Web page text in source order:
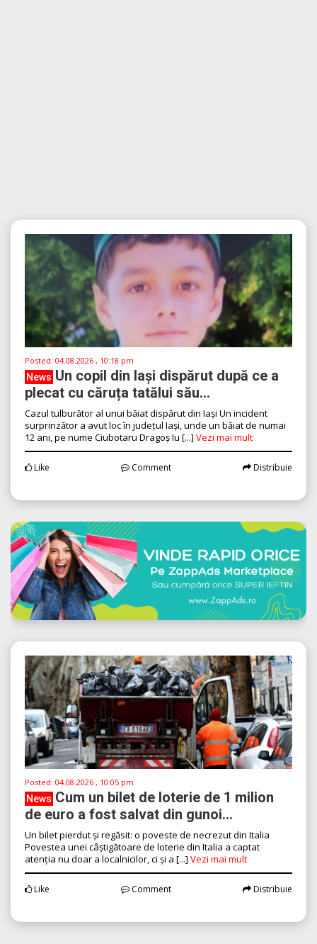
Posted: 04.08.2026 , 10:18 pm
News Un copil din Iași dispărut după ce a
plecat cu căruța tatălui său...
Cazul tulburător al unui băiat dispărut din Iași Un incident
surprinzător a avut loc în județul Iași, unde un băiat de numai
12 ani, pe nume Ciubotaru Dragoș Iu [...] Vezi mai mult
Like Comment Distribuie
Posted: 04.08.2026 , 10:05 pm
News Cum un bilet de loterie de 1 milion
de euro a fost salvat din gunoi...
Un bilet pierdut și regăsit: o poveste de necrezut din Italia
Povestea unei câștigătoare de loterie din Italia a captat
atenția nu doar a localnicilor, ci și a [...] Vezi mai mult
Like Comment Distribuie